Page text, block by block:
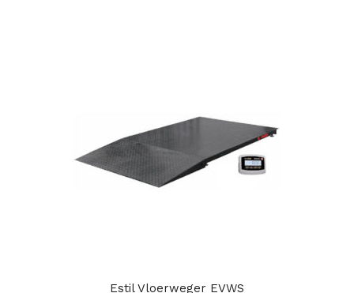
Estil Vloerweger EVWS